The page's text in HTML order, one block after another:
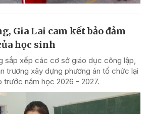
Gia Lai cam kết bảo đảm
học sinh
sắp xếp các cơ sở giáo dục công lập,
trương xây dựng phương án tổ chức lại
trước năm học 2026 - 2027.